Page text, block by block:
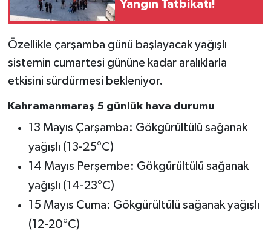
Yangın Tatbikatı!
Özellikle çarşamba günü başlayacak yağışlı
sistemin cumartesi gününe kadar aralıklarla
etkisini sürdürmesi bekleniyor.
Kahramanmaraş 5 günlük hava durumu
13 Mayıs Çarşamba: Gökgürültülü sağanak
yağışlı (13-25°C)
14 Mayıs Perşembe: Gökgürültülü sağanak
yağışlı (14-23°C)
15 Mayıs Cuma: Gökgürültülü sağanak yağışlı
(12-20°C)